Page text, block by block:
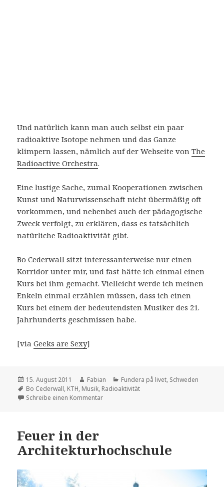
Und natürlich kann man auch selbst ein paar
radioaktive Isotope nehmen und das Ganze
klimpern lassen, nämlich auf der Webseite vonThe
Radioactive Orchestra.
Eine lustige Sache, zumal Kooperationen zwischen
Kunst und Naturwissenschaft nicht übermäßig oft
vorkommen, und nebenbei auch der pädagogische
Zweck verfolgt, zu erklären, dass es tatsächlich
natürliche Radioaktivität gibt.
Bo Cederwall sitzt interessanterweise nur einen
Korridor unter mir, und fast hätte ich einmal einen
Kurs bei ihm gemacht. Vielleicht werde ich meinen
Enkeln einmal erzählen müssen, dass ich einen
Kurs bei einem der bedeutendsten Musiker des 21.
Jahrhunderts geschmissen habe.
[viaGeeks are Sexy]
Veröffentlicht
am
15. August 2011 Autor
Fabian Kategorien
Fundera på livet, Schweden
Schlagwörter
Bo Cederwall, KTH, Musik, Radioaktivität
Schreibe einen Kommentarzu Das radioaktive Orchester
Feuer in der
Architekturhochschule